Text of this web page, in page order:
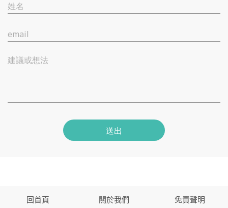
姓名
email
建議或想法
送出
回首頁 關於我們 免責聲明